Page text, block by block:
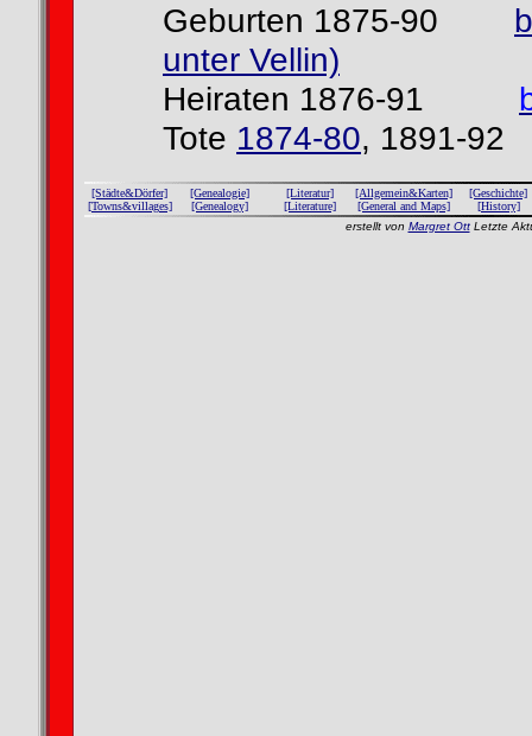
Geburten 1875-90
unter Vellin)
Heiraten 1876-91
Tote 1874-80, 1891-92
[Städte&Dörfer] [Genealogie] [Literatur] [Allgemein&Karten]
[Geschichte]
[Towns&villages]
[Genealogy] [Literature] [General and Maps]
[History]
erstellt von Margret OttLetzte